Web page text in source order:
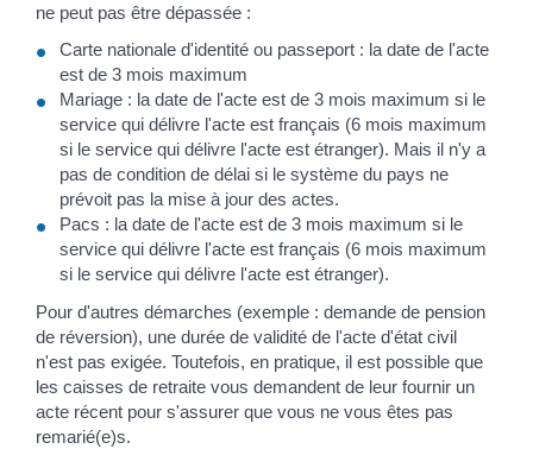
ne peut pas être dépassée :
Carte nationale d'identité ou passeport : la date de l'acte
est de 3 mois maximum
Mariage : la date de l'acte est de 3 mois maximum si le
service qui délivre l'acte est français (6 mois maximum
si le service qui délivre l'acte est étranger). Mais il n'y a
pas de condition de délai si le système du pays ne
prévoit pas la mise à jour des actes.
Pacs : la date de l'acte est de 3 mois maximum si le
service qui délivre l'acte est français (6 mois maximum
si le service qui délivre l'acte est étranger).
Pour d'autres démarches (exemple : demande de pension
de réversion), une durée de validité de l'acte d'état civil
n'est pas exigée. Toutefois, en pratique, il est possible que
les caisses de retraite vous demandent de leur fournir un
acte récent pour s'assurer que vous ne vous êtes pas
remarié(e)s.